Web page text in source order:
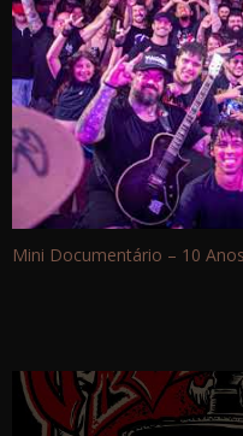
Mini Documentário – 10